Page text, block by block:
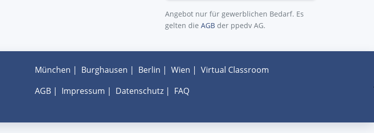
Angebot nur für gewerblichen Bedarf. Es
gelten die AGB der ppedv AG.
München | Burghausen | Berlin | Wien | Virtual Classroom
AGB| Impressum | Datenschutz| FAQ